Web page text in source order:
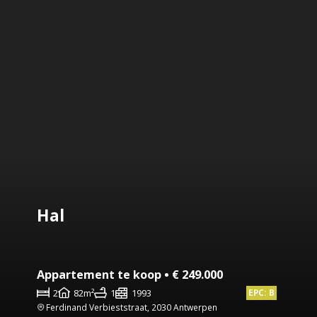
Hal
Appartement te koop • € 249.000
2 82m² 1 1993
EPC: B
Ferdinand Verbieststraat, 2030 Antwerpen